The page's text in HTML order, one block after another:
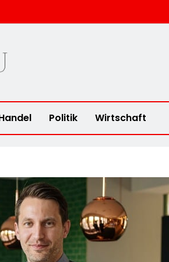
Politik Wirtschaft